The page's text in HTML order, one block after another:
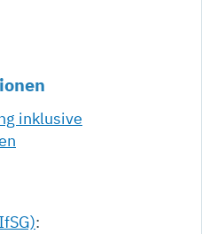
inklusive
: